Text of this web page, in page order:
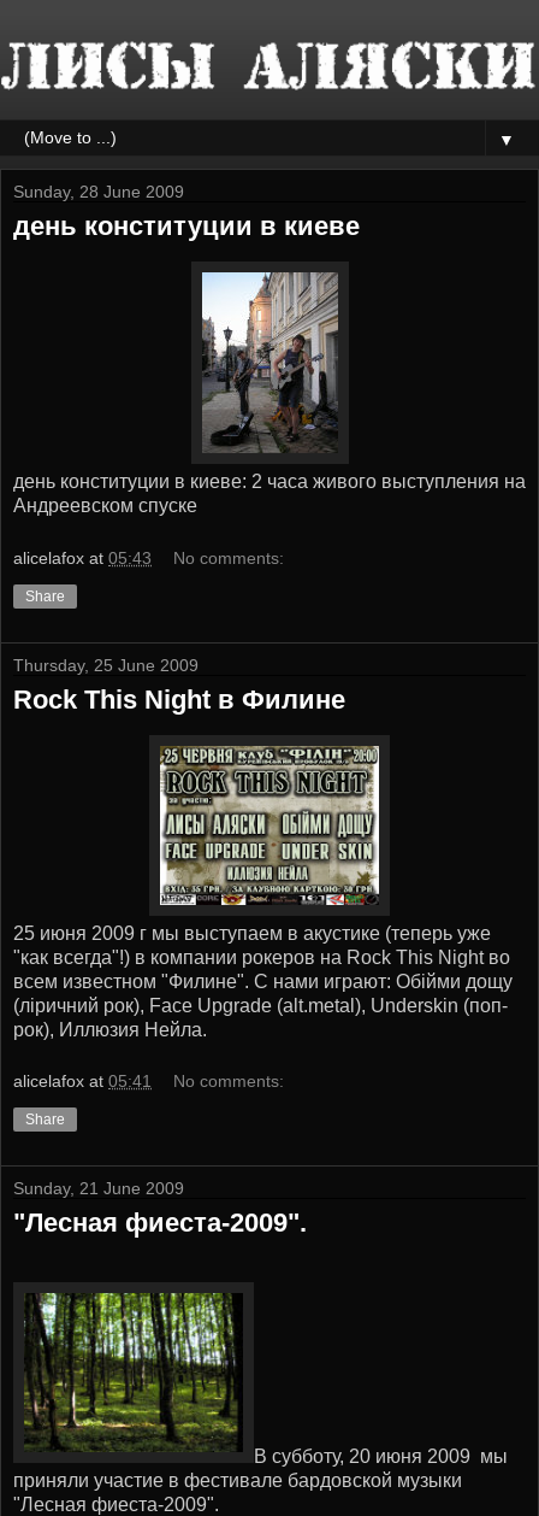
▼
Sunday, 28 June 2009
день конституции в киеве
день конституции в киеве: 2 часа живого выступления на
Андреевском спуске
alicelafox at 05:43 No comments:
Share
Thursday, 25 June 2009
Rock This Night в Филине
25 июня 2009 г мы выступаем в акустике (теперь уже
"как всегда"!) в компании рокеров на Rock This Night во
всем известном "Филине". С нами играют: Обійми дощу
(ліричний рок), Face Upgrade (alt.metal), Underskin (поп-
рок), Иллюзия Нейла.
alicelafox at 05:41 No comments:
Share
Sunday, 21 June 2009
"Лесная фиеста-2009".
В субботу, 20 июня 2009 мы
приняли участие в фестивале бардовской музыки
"Лесная фиеста-2009".